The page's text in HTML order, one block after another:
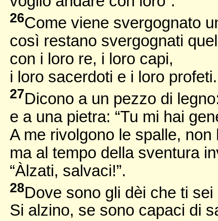
26Come viene svergognato
così restano svergognati
con i loro re, i loro capi,
i loro sacerdoti e i loro profeti.
27Dicono a un pezzo di
e a una pietra: “Tu mi hai
A me rivolgono le spalle, non
ma al tempo della sventura
“Àlzati, salvaci!”.
28Dove sono gli dèi che ti sei
Si alzino, se sono capaci di